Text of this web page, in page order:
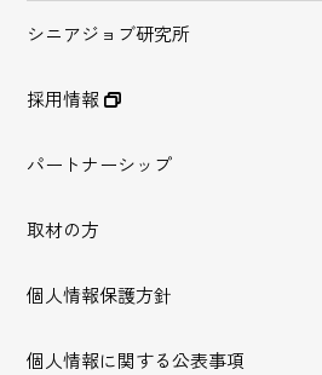
シニアジョブ研究所
採用情報
パートナーシップ
取材の方
個人情報保護方針
個人情報に関する公表事項